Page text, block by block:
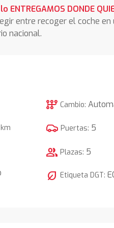
ENTREGAMOS DONDE
entre recoger el coche
nacional.
km
auto_transmission Cambio:
Puertas: 5
group Plazas: 5
nest_eco_leaf Etiqueta DGT: